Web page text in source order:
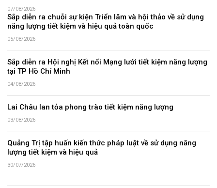
07/08/2026
Sắp diễn ra chuỗi sự kiện Triển lãm và hội thảo về sử dụng
năng lượng tiết kiệm và hiệu quả toàn quốc
05/08/2026
Sắp diễn ra Hội nghị Kết nối Mạng lưới tiết kiệm năng lượng
tại TP Hồ Chí Minh
04/08/2026
Lai Châu lan tỏa phong trào tiết kiệm năng lượng
03/08/2026
Quảng Trị tập huấn kiến thức pháp luật về sử dụng năng
lượng tiết kiệm và hiệu quả
30/07/2026